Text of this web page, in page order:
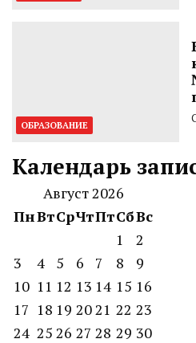
ОБРАЗОВАНИЕ
Календарь
Август 2026
ПнВтСрЧтПтСбВс
1
2
3
4 5 6 7 8
9
10 11 12 13 14 15 16
17 18 19 2021 22 23
24 25 26 27 28 29 30